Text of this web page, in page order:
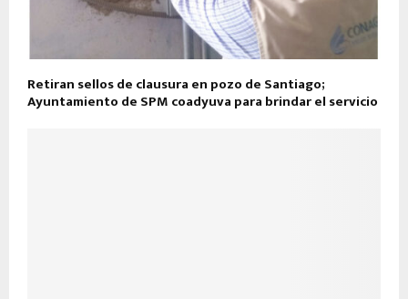
Retiran sellos de clausura en pozo de Santiago;
Ayuntamiento de SPM coadyuva para brindar el servicio